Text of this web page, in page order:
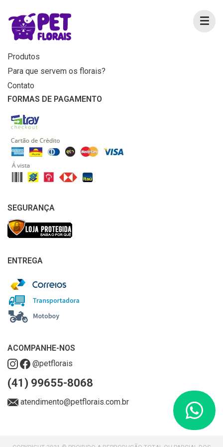
MENU
Home
Produtos
Para que servem os florais?
Contato
FORMAS DE PAGAMENTO
SEGURANÇA
ENTREGA
ACOMPANHE-NOS
@petflorais
(41) 99655-8068
atendimento@petflorais.com.br